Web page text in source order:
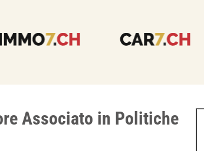
Associato in Politiche